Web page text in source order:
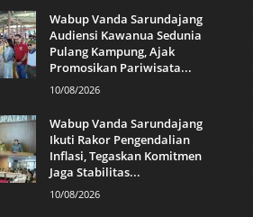
Wabup Vanda Sarundajang
Audiensi Kawanua Sedunia
Pulang Kampung, Ajak
Promosikan Pariwisata...
10/08/2026
Wabup Vanda Sarundajang
Ikuti Rakor Pengendalian
Inflasi, Tegaskan Komitmen
Jaga Stabilitas...
10/08/2026